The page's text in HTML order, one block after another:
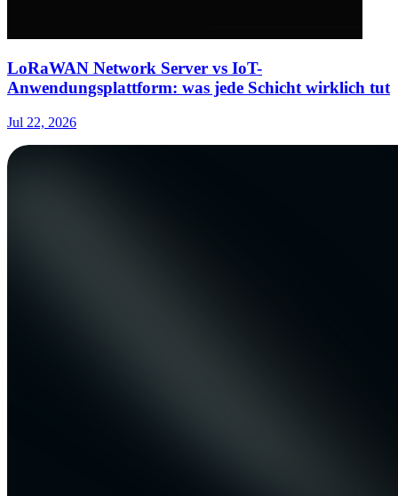
LoRaWAN Network Server vs IoT-
Anwendungsplattform: was jede Schicht wirklich tut
Jul 22, 2026